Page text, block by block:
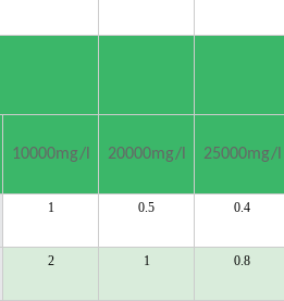
10000mg/l 20000mg/l 25000mg/l
1 0.5 0.4
2 1 0.8